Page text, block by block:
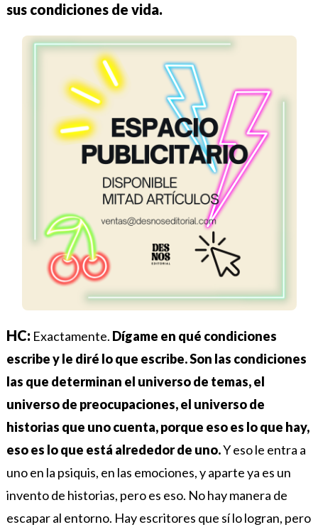
sus condiciones de vida.
HC: Exactamente. Dígame en qué condiciones
escribe y le diré lo que escribe.Son las condiciones
las que determinan el universo de temas, el
universo de preocupaciones, el universo de
historias que uno cuenta, porque eso es lo que hay,
eso es lo que está alrededor de uno.Y eso le entra a
uno en la psiquis, en las emociones, y aparte ya es un
invento de historias, pero es eso. No hay manera de
escapar al entorno. Hay escritores que sí lo logran, pero